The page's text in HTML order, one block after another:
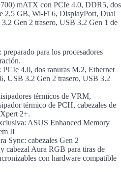
mATX con PCIe 4.0, DDR5, dos
2,5 GB, Wi-Fi 6, DisplayPort, Dual
Gen 2 trasero, USB 3.2 Gen 1 de
para los procesadores
4.0, dos ranuras M.2, Ethernet
USB 3.2 Gen 2 trasero, USB 3.2
térmicos de VRM,
térmico de PCH, cabezales de
2+.
ASUS Enhanced Memory
II
Sync: cabezales Gen 2
cabezal Aura RGB para tiras de
con hardware compatible